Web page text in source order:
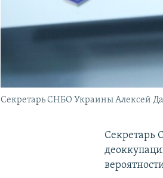
Секретарь СНБО Украины Алексей